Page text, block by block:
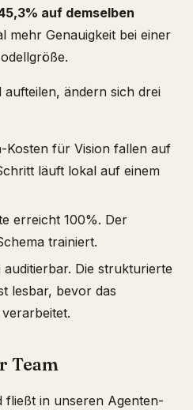
auf demselben
mehr Genauigkeit bei einer
aufteilen, ändern sich drei
Kosten für Vision fallen auf
läuft lokal auf einem
erreicht 100%. Der
trainiert.
Die strukturierte
lesbar, bevor das
Team
fließt in unseren Agenten-